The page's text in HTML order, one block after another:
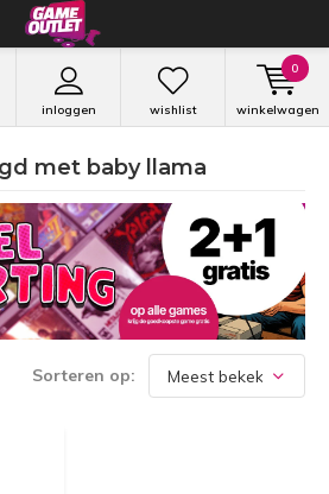
inloggen wishlist winkelwagen
0
met baby llama
Sorteren op: